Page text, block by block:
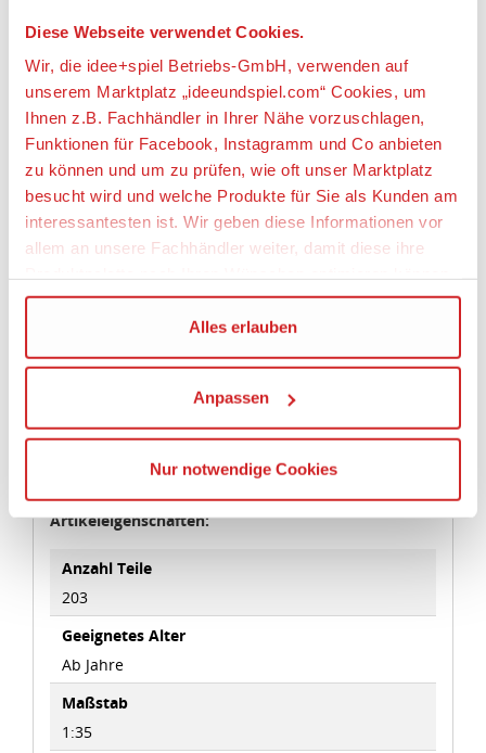
Diese Webseite verwendet Cookies.
Wir, die idee+spiel Betriebs-GmbH, verwenden auf
unserem Marktplatz „ideeundspiel.com“ Cookies, um
Ihnen z.B. Fachhändler in Ihrer Nähe vorzuschlagen,
Funktionen für Facebook, Instagramm und Co anbieten
zu können und um zu prüfen, wie oft unser Marktplatz
besucht wird und welche Produkte für Sie als Kunden am
interessantesten ist. Wir geben diese Informationen vor
allem an unsere Fachhändler weiter, damit diese ihre
Wir verwenden den Google Tag Manager um weitere
Dienste einzubinden.
Wenn Sie auf „Alles erlauben“, klicken, werden ein Teil
Ihrer personenbezogener Daten in die USA übertragen.
Die USA ist ein Drittland, dass nicht von einem
Kommission erfasst wird, und daher kein angemessenes
Schutzniveau für personenbezogene Daten bietet. Durch
Verbindung mit zusätzlichen Maßnahmen zur Sicherung
eines angemessenen Schutzniveaus, garantieren wir,
dass die Datenschutzvorgaben der EU auch bei der
Sie können die Cookie-Einwilligung jederzeit links unten
Alles erlauben
Anpassen
Nur notwendige Cookies
weitere Angebote anzeigen
Artikeldetails
COBI 24608 1:35 RAM 1500 Police
Artikelbeschreibung:
• Bausteine erfüllen Sicherheitsstandards für
Kinderprodukte,
• Bausteine bleiben formstabil und farbecht,
• klare und intuitive Bauanleitung, basierend auf
• Maßstab 1:35
Artikeleigenschaften:
Anzahl Teile
203
Geeignetes Alter
Ab Jahre
Maßstab
1:35